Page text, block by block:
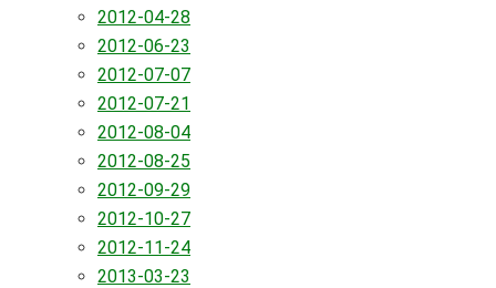
2012-04-28
2012-06-23
2012-07-07
2012-07-21
2012-08-04
2012-08-25
2012-09-29
2012-10-27
2012-11-24
2013-03-23